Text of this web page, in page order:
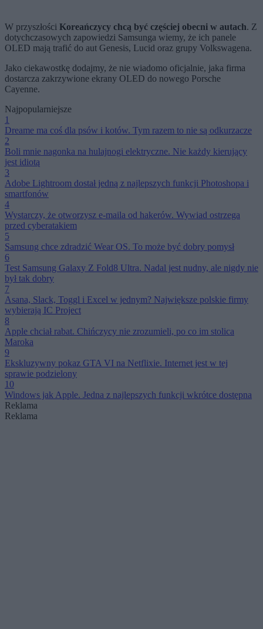
W przyszłości Koreańczycy chcą być częściej obecni w autach. Z
dotychczasowych zapowiedzi Samsunga wiemy, że ich panele
OLED mają trafić do aut Genesis, Lucid oraz grupy Volkswagena.
Jako ciekawostkę dodajmy, że nie wiadomo oficjalnie, jaka firma
dostarcza zakrzywione ekrany OLED do nowego Porsche
Cayenne.
Najpopularniejsze
1
Dreame ma coś dla psów i kotów. Tym razem to nie są odkurzacze
2
Boli mnie nagonka na hulajnogi elektryczne. Nie każdy kierujący
jest idiotą
3
Adobe Lightroom dostał jedną z najlepszych funkcji Photoshopa i
smartfonów
4
Wystarczy, że otworzysz e-maila od hakerów. Wywiad ostrzega
przed cyberatakiem
5
Samsung chce zdradzić Wear OS. To może być dobry pomysł
6
Test Samsung Galaxy Z Fold8 Ultra. Nadal jest nudny, ale nigdy nie
był tak dobry
7
Asana, Slack, Toggl i Excel w jednym? Największe polskie firmy
wybierają IC Project
8
Apple chciał rabat. Chińczycy nie zrozumieli, po co im stolica
Maroka
9
Ekskluzywny pokaz GTA VI na Netflixie. Internet jest w tej
sprawie podzielony
10
Windows jak Apple. Jedna z najlepszych funkcji wkrótce dostępna
Reklama
Reklama